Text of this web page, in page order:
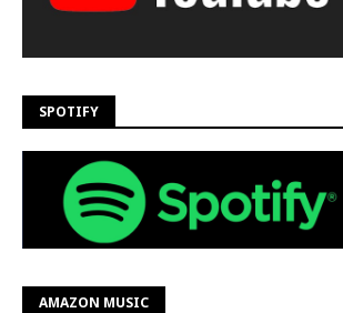
SPOTIFY
AMAZON MUSIC